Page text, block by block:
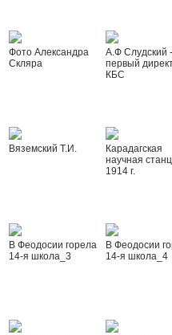
Фото Александра
Скляра
А.Ф Слудский
первый
КБС
Вяземский Т.И.
Карадагская
научная
1914 г.
В Феодосии горела
14-я школа_3
В Феодосии
14-я школа_4